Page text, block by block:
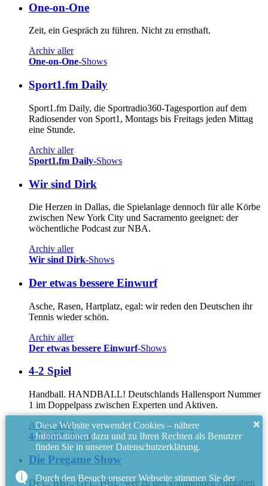
One-on-One
Zeit, ein Gespräch zu führen. Nicht zu ernsthaft.
Archiv aller
One-on-One-Shows
Sport1.fm Daily
Sport1.fm Daily, die Sportradio360-Tagesportion auf dem
Radiosender von Sport1, Montags bis Freitags jeden Mittag
eine Stunde.
Archiv aller
Sport1.fm Daily-Shows
Wir sind Dirk
Die Herzen in Dallas, die Spielanlage dennoch für alle Körbe
zwischen New York City und Sacramento geeignet: der
wöchentliche Podcast zur NBA.
Archiv aller
Wir sind Dirk-Shows
Der etwas bessere Einwurf
Asche, Rasen, Hartplatz, egal: wir reden den Deutschen ihr
Tennis wieder schön.
Archiv aller
Der etwas bessere Einwurf-Shows
4-2 Spiel
Handball. HANDBALL! Deutschlands Hallensport Nummer
1 im Doppelpass zwischen Experten und Aktiven.
Archiv aller
4-2 Spiel-Shows
Die Pregame Show
DEL, BBL, GFL, HBL: wer zu den kommenden Aufgaben
×
Diese Website verwendet Cookies – nähere
Informationen dazu und zu Ihren Rechten als Benutzer
finden Sie in unserer Datenschutzerklärung.
Durch den Besuch unserer Webseite stimmen Sie der